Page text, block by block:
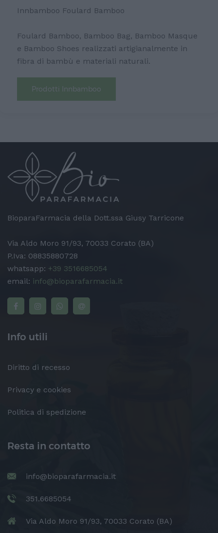
Innbamboo Foulard Bamboo
Foulard Bamboo, Bamboo Bag, Bamboo Masque
e Bamboo Shoes realizzati artigianalmente in
fibra di bambù e materiali naturali.
Prodotti Innbamboo
BioparaFarmacia della Dott.ssa Giusy Tarricone
Via Aldo Moro 91/93, 70033 Corato (BA)
P.Iva: 08835880728
whatsapp: +39 3516685054
email: info@bioparafarmacia.it
Info utili
Diritto di recesso
Privacy e cookies
Politica di spedizione
Resta in contatto
info@bioparafarmacia.it
351.6685054
Via Aldo Moro 91/93, 70033 Corato (BA)